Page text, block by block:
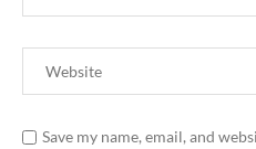
Save my name, email, and